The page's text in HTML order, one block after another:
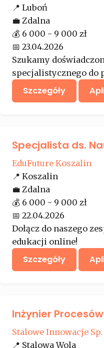
📍 Luboń
💼 Zdalna
💰 6 000 - 9 000 zł
📅 23.04.2026
Szukamy
specjalistycznego do
Szczegóły
Specjalista ds.
EduFuture Koszalin
📍 Koszalin
💼 Zdalna
💰 6 000 - 9 000 zł
📅 22.04.2026
Dołącz do naszego
edukacji online!
Szczegóły
Inżynier
Stalowe Innowacje Sp.
📍 Stalowa Wola